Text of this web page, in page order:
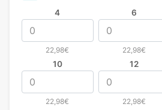
4
22,98€
6
22,98€
10
22,98€
12
22,98€